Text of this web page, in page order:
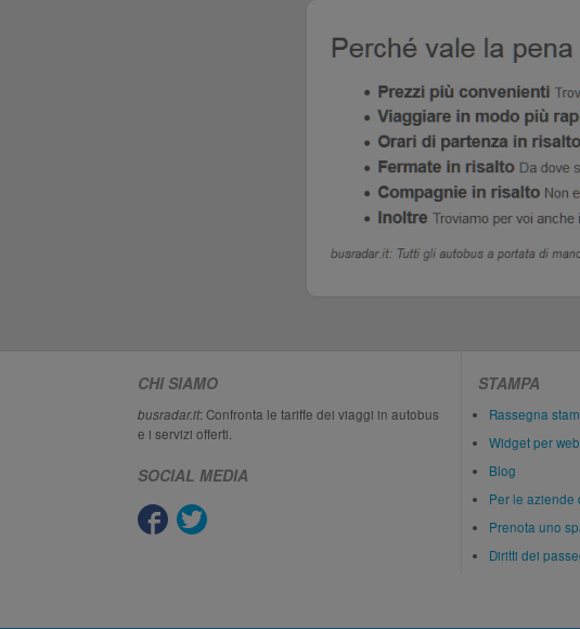
CHI SIAMO
busradar.it: Confronta le tariffe dei viaggi in autobus
e i servizi offerti.
SOCIAL MEDIA
STAMPA
Rassegna
Widget per
Blog
Per le aziende
Prenota uno
Diritti dei